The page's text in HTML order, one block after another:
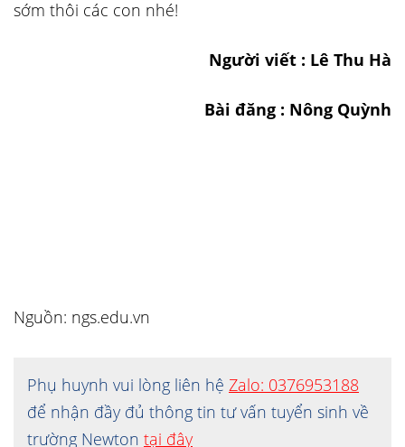
sớm thôi các con nhé!
Người viết : Lê Thu Hà
Bài đăng : Nông Quỳnh
Nguồn: ngs.edu.vn
Phụ huynh vui lòng liên hệ Zalo: 0376953188
để nhận đầy đủ thông tin tư vấn tuyển sinh về
trường Newton tại đây